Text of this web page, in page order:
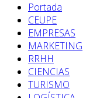
Portada
CEUPE
EMPRESAS
MARKETING
RRHH
CIENCIAS
TURISMO